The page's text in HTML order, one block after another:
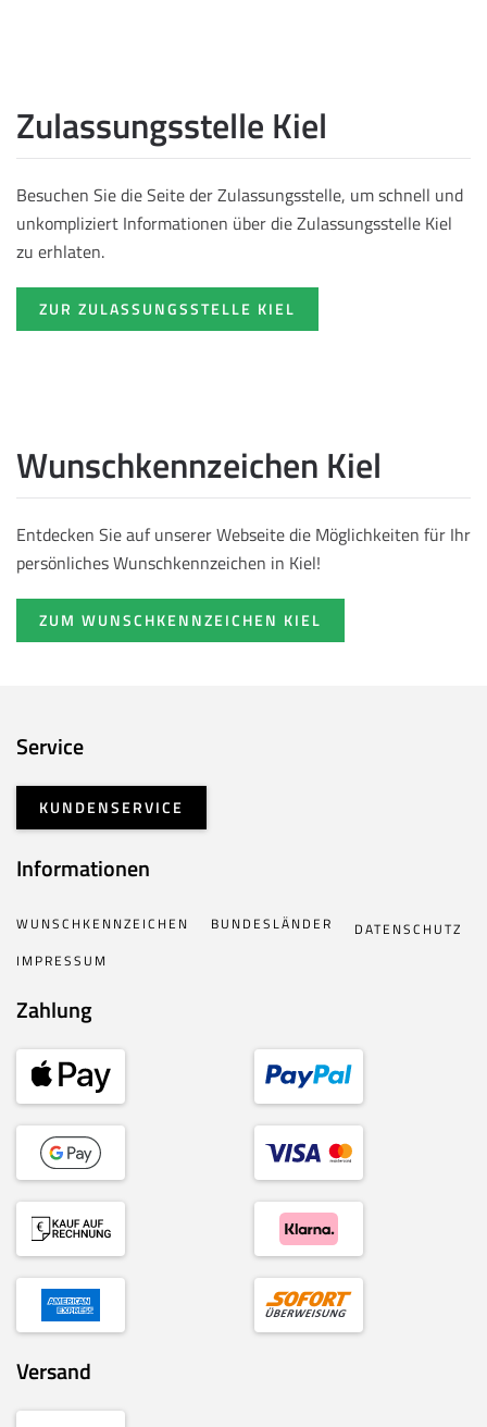
Zulassungsstelle Kiel
Besuchen Sie die Seite der Zulassungsstelle, um schnell und
unkompliziert Informationen über die Zulassungsstelle Kiel
zu erhlaten.
ZUR ZULASSUNGSSTELLE KIEL
Wunschkennzeichen Kiel
Entdecken Sie auf unserer Webseite die Möglichkeiten für Ihr
persönliches Wunschkennzeichen in Kiel!
ZUM WUNSCHKENNZEICHEN KIEL
Service
KUNDENSERVICE
Informationen
WUNSCHKENNZEICHEN BUNDESLÄNDER
DATENSCHUTZ
IMPRESSUM
Zahlung
Versand